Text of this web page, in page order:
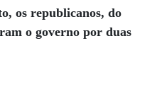
os republicanos, do
o governo por duas